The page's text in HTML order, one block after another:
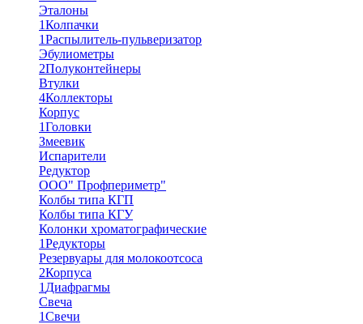
Эталоны
1Колпачки
1Распылитель-пульверизатор
Эбулиометры
2Полуконтейнеры
Втулки
4Коллекторы
Корпус
1Головки
Змеевик
Испарители
Редуктор
ООО" Профпериметр"
Колбы типа КГП
Колбы типа КГУ
Колонки хроматографические
1Редукторы
Резервуары для молокоотсоса
2Корпуса
1 Диафрагмы
Свеча
1Свечи